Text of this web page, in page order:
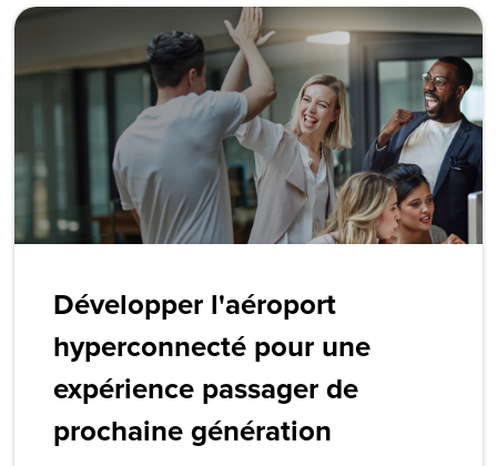
Développer l'aéroport
hyperconnecté pour une
expérience passager de
prochaine génération